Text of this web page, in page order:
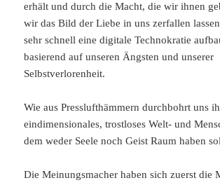
erhält und durch die Macht, die wir ihnen
wir das Bild der Liebe in uns zerfallen
sehr schnell eine digitale Technokratie
basierend auf unseren Ängsten und unserer
Selbstverlorenheit.
Wie aus Presslufthämmern durchbohrt uns
eindimensionales, trostloses Welt- und
dem weder Seele noch Geist Raum haben
Die Meinungsmacher haben sich zuerst die